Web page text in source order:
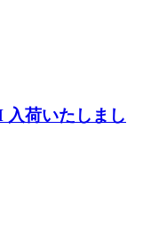
入荷いたしまし